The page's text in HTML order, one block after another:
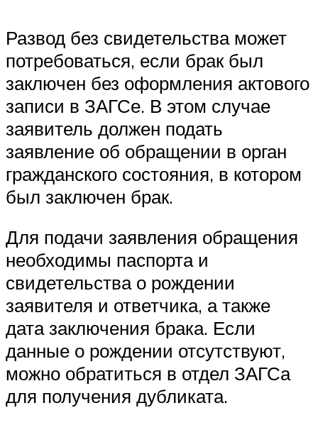
Развод без свидетельства может
потребоваться, если брак был
заключен без оформления актового
записи в ЗАГСе. В этом случае
заявитель должен подать
заявление об обращении в орган
гражданского состояния, в котором
был заключен брак.
Для подачи заявления обращения
необходимы паспорта и
свидетельства о рождении
заявителя и ответчика, а также
дата заключения брака. Если
данные о рождении отсутствуют,
можно обратиться в отдел ЗАГСа
для получения дубликата.